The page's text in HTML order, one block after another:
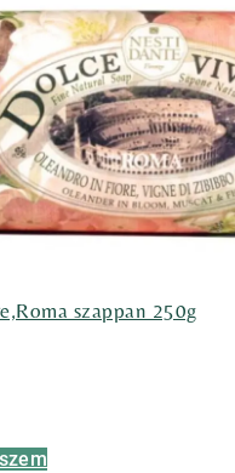
szappan 250g